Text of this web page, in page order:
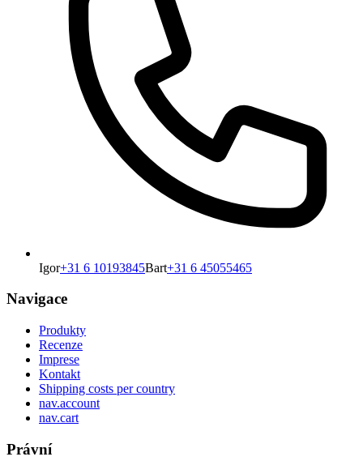
Igor+31 6 10193845Bart+31 6 45055465
Navigace
Produkty
Recenze
Imprese
Kontakt
Shipping costs per country
nav.account
nav.cart
Právní